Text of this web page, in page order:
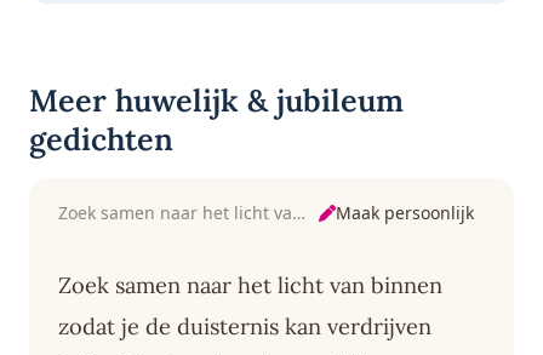
Meer huwelijk & jubileum
gedichten
Zoek samen naar het licht van binnen Maak persoonlijk
Zoek samen naar het licht van binnen
zodat je de duisternis kan verdrijven